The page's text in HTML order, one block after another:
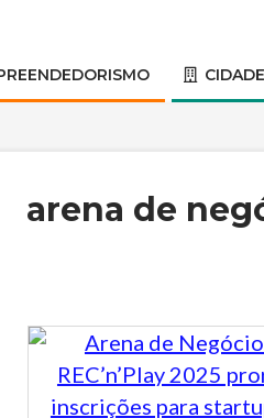
Primary
arena de